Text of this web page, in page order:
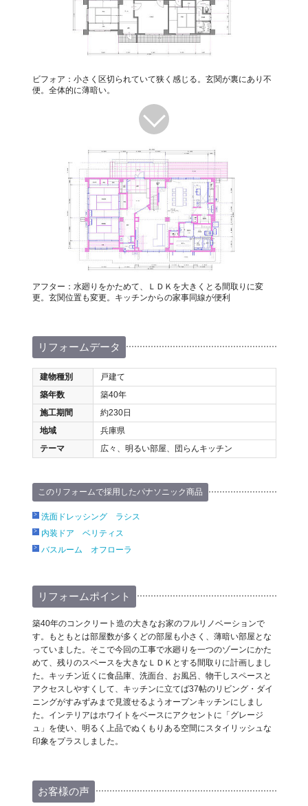
ビフォア：小さく区切られていて狭く感じる。玄関が裏にあり不
便。全体的に薄暗い。
アフター：水廻りをかためて、ＬＤＫを大きくとる間取りに変
更。玄関位置も変更。キッチンからの家事同線が便利
リフォームデータ
建物種別
戸建て
築年数
築40年
施工期間
約230日
地域
兵庫県
テーマ
広々、明るい部屋、団らんキッチン
このリフォームで採用したパナソニック商品
洗面ドレッシング ラシス
内装ドア ベリティス
バスルーム オフローラ
リフォームポイント
築40年のコンクリート造の大きなお家のフルリノベーションで
す。もともとは部屋数が多くどの部屋も小さく、薄暗い部屋とな
っていました。そこで今回の工事で水廻りを一つのゾーンにかた
めて、残りのスペースを大きなＬＤＫとする間取りに計画しまし
た。キッチン近くに食品庫、洗面台、お風呂、物干しスペースと
アクセスしやすくして、キッチンに立てば37帖のリビング・ダイ
ニングがすみずみまで見渡せるようオープンキッチンにしまし
た。インテリアはホワイトをベースにアクセントに「グレージ
ュ」を使い、明るく上品でぬくもりある空間にスタイリッシュな
印象をプラスしました。
お客様の声